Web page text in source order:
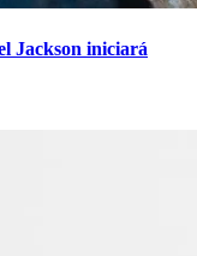
Jackson iniciará